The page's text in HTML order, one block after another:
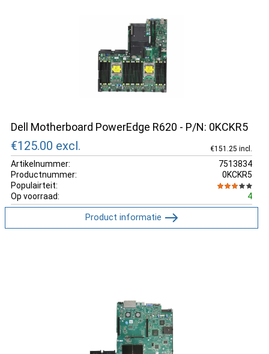
Dell Motherboard PowerEdge R620 - P/N: 0KCKR5
€125.00 excl. €151.25 incl.
Artikelnummer:
7513834
Productnummer:
0KCKR5
Populairteit:
Op voorraad:
4
Product informatie